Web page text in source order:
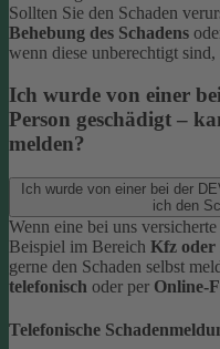
Sollten Sie den Schaden
Behebung des Schadens
wenn diese unberechtigt
Ich wurde von einer
Person geschädigt –
melden?
Ich wurde von einer bei der
ich den
Wenn eine bei uns
Beispiel im Bereich Kfz
gerne den Schaden selbst
telefonisch oder per Online-
Telefonische